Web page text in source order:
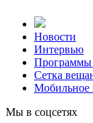
Новости
Интервью
Программы
Сетка
Мобильное
Мы в соцсетях